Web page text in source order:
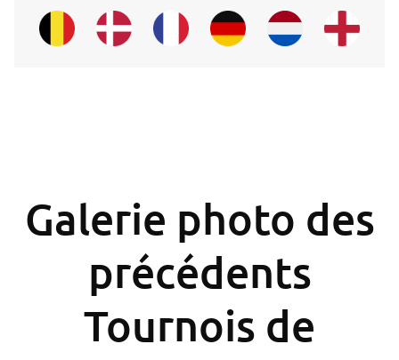
Galerie photo des
précédents
Tournois de